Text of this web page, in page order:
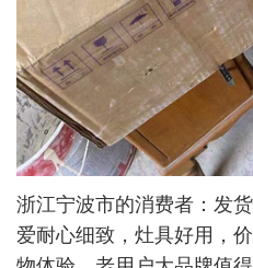
浙江宁波市的消费者：发
爱耐心细致，灶具好用，